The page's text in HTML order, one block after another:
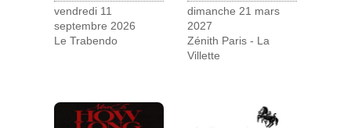
vendredi 11
septembre 2026
Le Trabendo
dimanche 21 mars
2027
Zénith Paris - La
Villette